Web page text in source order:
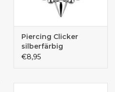
Piercing Clicker
silberfärbig
€8,95